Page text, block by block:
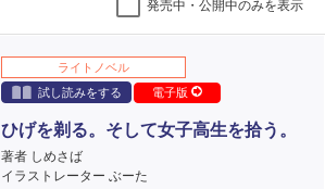
発売中・公開中のみを表示
ライトノベル
試し読みをする
電子版
ひげを剃る。そして女子高生を拾う。
著者 しめさば
イラストレーター ぶーた